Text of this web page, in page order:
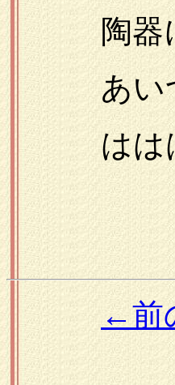
陶器に
あいつ
はは
←前